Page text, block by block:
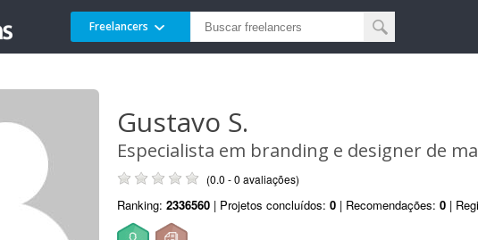
Freelancers
Gustavo S.
Especialista em branding e designer de
(0.0 - 0 avaliações)
Ranking: 2336560 | Projetos concluídos: 0 | Recomendações: 0 |